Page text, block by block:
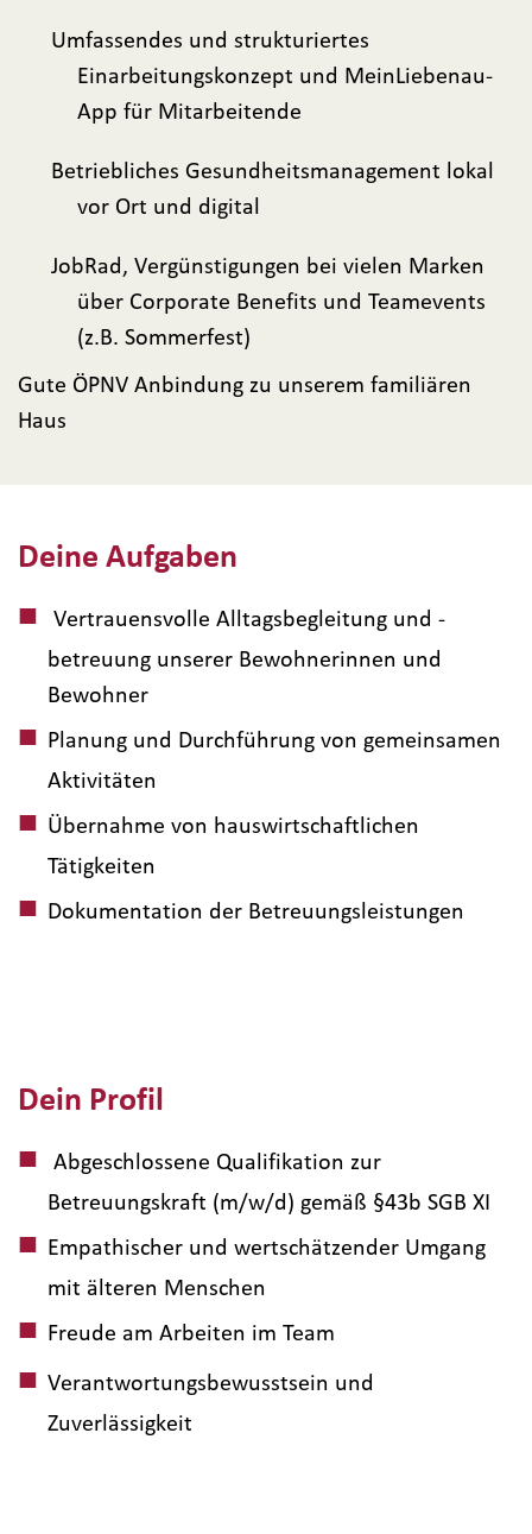
Deine Aufgaben
Vertrauensvolle Alltagsbegleitung und -
betreuung unserer Bewohnerinnen und
Bewohner
Planung und Durchführung von gemeinsamen
Aktivitäten
Übernahme von hauswirtschaftlichen
Tätigkeiten
Dokumentation der Betreuungsleistungen
Dein Profil
Abgeschlossene Qualifikation zur
Betreuungskraft (m/w/d) gemäß §43b SGB XI
Empathischer und wertschätzender Umgang
mit älteren Menschen
Freude am Arbeiten im Team
Verantwortungsbewusstsein und
Zuverlässigkeit
Umfassendes und strukturiertes
Einarbeitungskonzept und MeinLiebenau-
App für Mitarbeitende
Betriebliches Gesundheitsmanagement lokal
vor Ort und digital
JobRad, Vergünstigungen bei vielen Marken
über Corporate Benefits und Teamevents
(z.B. Sommerfest)
Gute ÖPNV Anbindung zu unserem familiären
Haus